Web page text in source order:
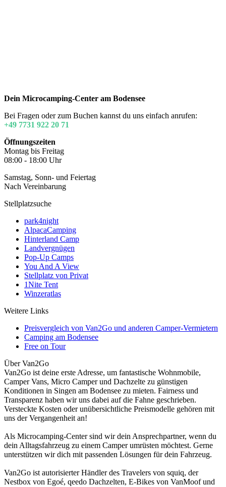
Dein Microcamping-Center am Bodensee
Bei Fragen oder zum Buchen kannst du uns einfach anrufen:
+49 7731 922 20 71
Öffnungszeiten
Montag bis Freitag
08:00 - 18:00 Uhr
Samstag, Sonn- und Feiertag
Nach Vereinbarung
Stellplatzsuche
park4night
AlpacaCamping
Hinterland Camp
Landvergnügen
Pop-Up Camps
You And A View
Stellplatz von Privat
1Nite Tent
Winzeratlas
Weitere Links
Preisvergleich von Van2Go und anderen Camper-Vermietern
Camping am Bodensee
Free on Tour
Über Van2Go
Van2Go ist deine erste Adresse, um fantastische Wohnmobile,
Camper Vans, Micro Camper und Dachzelte zu günstigen
Konditionen in Singen am Bodensee zu mieten. Fairness und
Transparenz haben wir uns dabei auf die Fahne geschrieben.
Versteckte Kosten oder unübersichtliche Preismodelle gehören mit
uns der Vergangenheit an!
Als Microcamping-Center sind wir dein Ansprechpartner, wenn du
dein Alltagsfahrzeug zu einem Camper umrüsten möchtest. Gerne
unterstützen wir dich mit passenden Lösungen für dein Fahrzeug.
Van2Go ist autorisierter Händler des Travelers von squiq, der
Nestbox von Egoé, qeedo Dachzelten, E-Bikes von VanMoof und